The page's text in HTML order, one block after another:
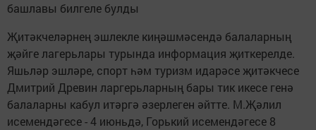
башлавы билгеле булды
Җитәкчеләрнең эшлекле киңәшмәсендә балаларның
җәйге лагерьлары турында информация җиткерелде.
Яшьләр эшләре, спорт һәм туризм идарәсе җитәкчесе
Дмитрий Древин ларгерьларның бары тик икесе генә
балаларны кабул итәргә әзерлеген әйтте. М.Җәлил
исемендәгесе - 4 июньдә, Горький исемендәгесе 8